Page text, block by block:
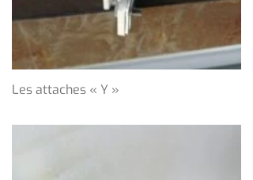
Les attaches « Y »